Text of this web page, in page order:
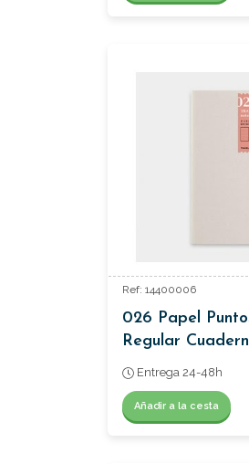
Ref: 14400006
026 Papel
Regular
Entrega 24-48h
Añadir a la cesta